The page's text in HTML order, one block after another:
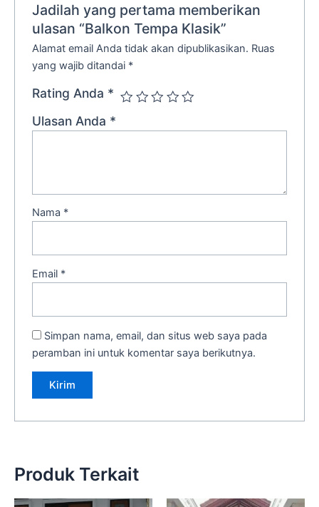
Jadilah yang pertama memberikan
ulasan “Balkon Tempa Klasik”
Alamat email Anda tidak akan dipublikasikan. Ruas
yang wajib ditandai *
Rating Anda *
Ulasan Anda *
Nama *
Email *
Simpan nama, email, dan situs web saya pada
peramban ini untuk komentar saya berikutnya.
Produk Terkait
Harga
Harga